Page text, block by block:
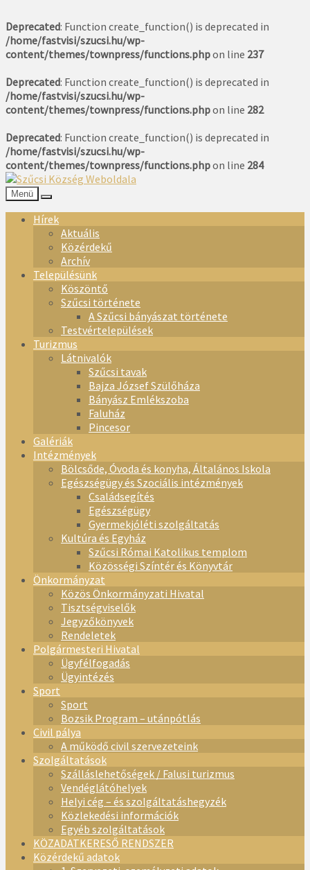
Deprecated: Function create_function() is deprecated in
/home/fastvisi/szucsi.hu/wp-
content/themes/townpress/functions.phpon line 237
Deprecated: Function create_function() is deprecated in
/home/fastvisi/szucsi.hu/wp-
content/themes/townpress/functions.phpon line 282
Deprecated: Function create_function() is deprecated in
/home/fastvisi/szucsi.hu/wp-
content/themes/townpress/functions.phpon line 284
Menü
Hírek
Aktuális
Közérdekű
Archív
Településünk
Köszöntő
Szűcsi története
A Szűcsi bányászat története
Testvértelepülések
Turizmus
Látnivalók
Szűcsi tavak
Bajza József Szülőháza
Bányász Emlékszoba
Faluház
Pincesor
Galériák
Intézmények
Bölcsőde, Óvoda és konyha, Általános Iskola
Egészségügy és Szociális intézmények
Családsegítés
Egészségügy
Gyermekjóléti szolgáltatás
Kultúra és Egyház
Szűcsi Római Katolikus templom
Közösségi Színtér és Könyvtár
Önkormányzat
Közös Önkormányzati Hivatal
Tisztségviselők
Jegyzőkönyvek
Rendeletek
Polgármesteri Hivatal
Ügyfélfogadás
Ügyintézés
Sport
Sport
Bozsik Program – utánpótlás
Civil pálya
A működő civil szervezeteink
Szolgáltatások
Szálláslehetőségek / Falusi turizmus
Vendéglátóhelyek
Helyi cég – és szolgáltatáshegyzék
Közlekedési információk
Egyéb szolgáltatások
KÖZADATKERESŐ RENDSZER
Közérdekű adatok